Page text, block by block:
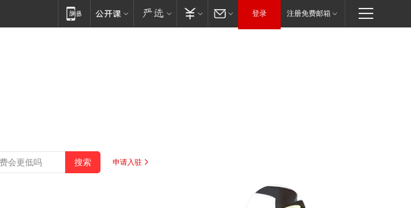
登录 注册免费邮箱
申请入驻